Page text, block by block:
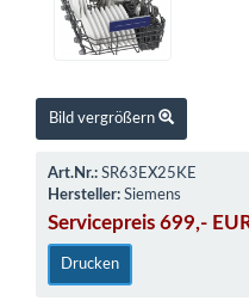
Bild vergrößern
Art.Nr.: SR63EX25KE
Hersteller: Siemens
Servicepreis 699,-
Drucken